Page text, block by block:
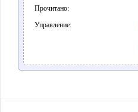
Прочитано:
Управление: